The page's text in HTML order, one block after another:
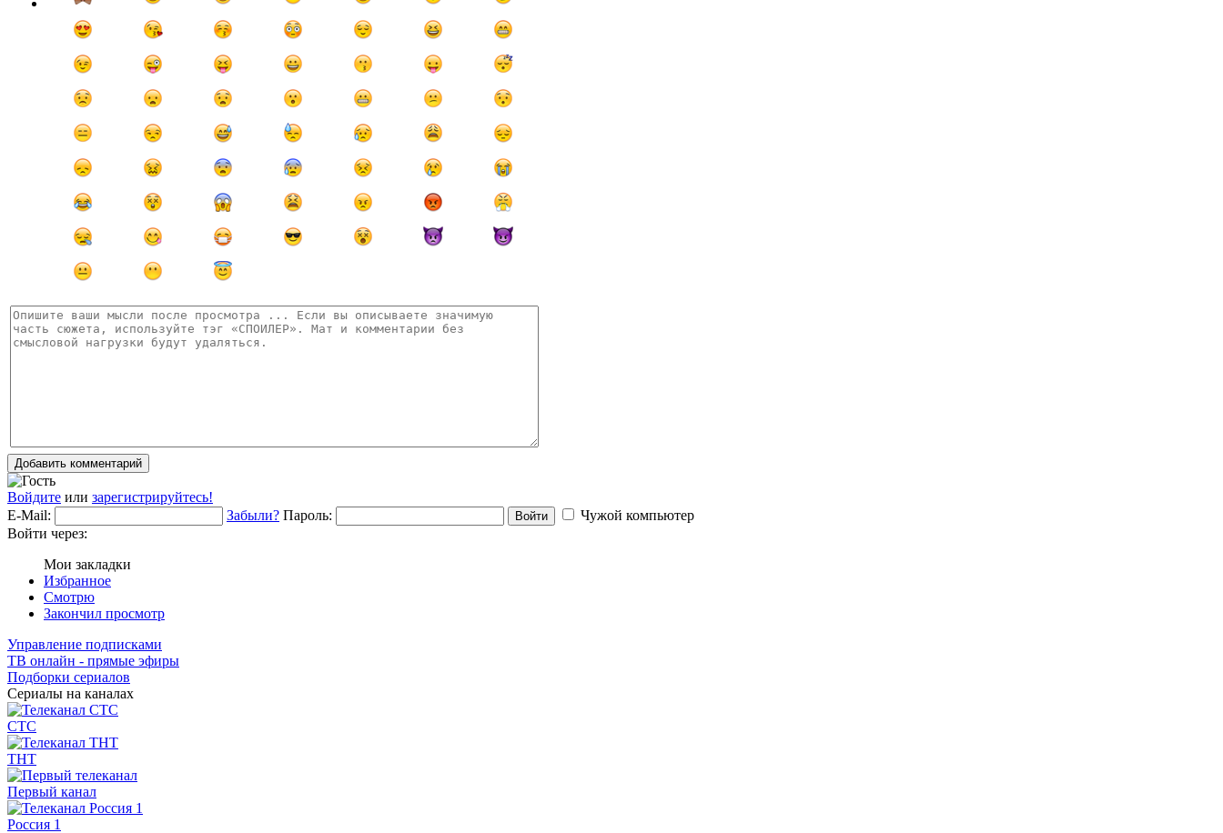
Добавить комментарий
Войдите или зарегистрируйтесь!
E-Mail:
Забыли? Пароль: Войти
Чужой компьютер
Войти через:
Мои закладки
Избранное
Смотрю
Закончил просмотр
Управление подписками
ТВ онлайн - прямые эфиры
Подборки сериалов
Сериалы на каналах
СТС
ТНТ
Первый канал
Россия 1